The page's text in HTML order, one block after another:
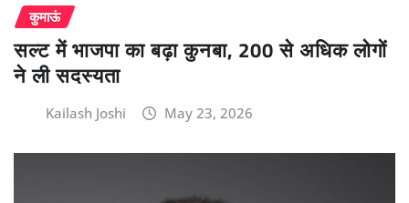
कुमाऊं
सल्ट में भाजपा का बढ़ा कुनबा, 200 से अधिक लोगों
ने ली सदस्यता
Kailash Joshi May 23, 2026